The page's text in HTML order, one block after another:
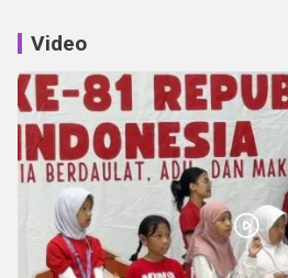
Video